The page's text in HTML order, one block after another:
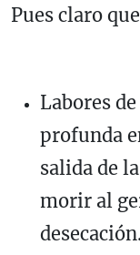
Pues claro
Labores
profunda
salida de
morir al
desecación.